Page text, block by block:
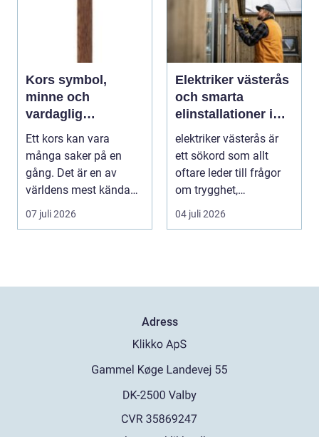
Kors symbol,
minne och
vardaglig
påminnelse
Ett kors kan vara
många saker på en
gång. Det är en av
världens mest kända
symboler, djupt
07 juli 2026
Elektriker västerås
och smarta
elinstallationer i
vardagen
elektriker västerås är
ett sökord som allt
oftare leder till frågor
om trygghet,
energioptimering oc...
04 juli 2026
Adress